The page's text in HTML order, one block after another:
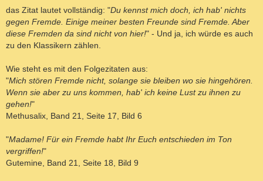
das Zitat lautet vollständig: "Du kennst mich doch, ich hab' nichts
gegen Fremde. Einige meiner besten Freunde sind Fremde. Aber
diese Fremden da sind nicht von hier!" - Und ja, ich würde es auch
zu den Klassikern zählen.
Wie steht es mit den Folgezitaten aus:
"Mich stören Fremde nicht, solange sie bleiben wo sie hingehören.
Wenn sie aber zu uns kommen, hab' ich keine Lust zu ihnen zu
gehen!"
Methusalix, Band 21, Seite 17, Bild 6
"Madame! Für ein Fremde habt Ihr Euch entschieden im Ton
vergriffen!"
Gutemine, Band 21, Seite 18, Bild 9